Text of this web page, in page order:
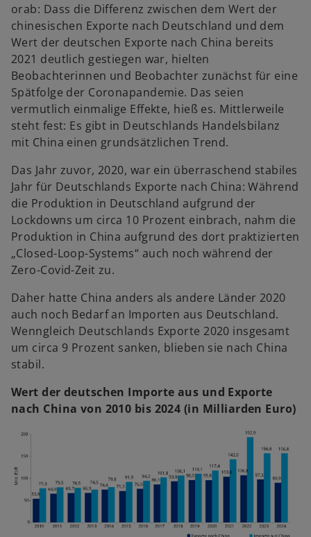
t
orab: Dass die Differenz zwischen dem Wert der
chinesischen Exporte nach Deutschland und dem
Wert der deutschen Exporte nach China bereits
2021 deutlich gestiegen war, hielten
Beobachterinnen und Beobachter zunächst für eine
Spätfolge der Coronapandemie. Das seien
vermutlich einmalige Effekte, hieß es. Mittlerweile
steht fest: Es gibt in Deutschlands Handelsbilanz
mit China einen grundsätzlichen Trend.
Das Jahr zuvor, 2020, war ein überraschend stabiles
Jahr für Deutschlands Exporte nach China: Während
die Produktion in Deutschland aufgrund der
Lockdowns um circa 10 Prozent einbrach, nahm die
Produktion in China aufgrund des dort praktizierten
„Closed-Loop-Systems“ auch noch während der
Zero-Covid-Zeit zu.
Daher hatte China anders als andere Länder 2020
auch noch Bedarf an Importen aus Deutschland.
Wenngleich Deutschlands Exporte 2020 insgesamt
um circa 9 Prozent sanken, blieben sie nach China
stabil.
Wert der deutschen Importe aus und Exporte
nach China von 2010 bis 2024 (in Milliarden Euro)